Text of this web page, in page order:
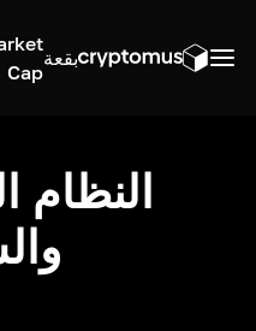
بقعة
Cap
النظام